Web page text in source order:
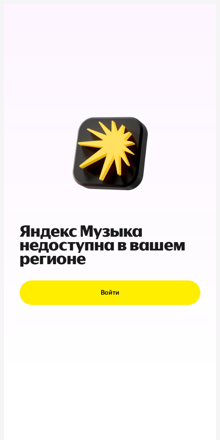
Яндекс Музыка
недоступна в вашем
регионе
Войти